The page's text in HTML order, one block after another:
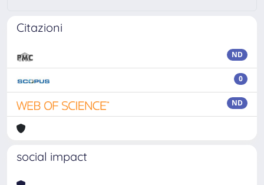
Citazioni
ND
0
ND
social impact